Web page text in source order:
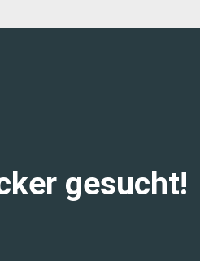
gesucht!